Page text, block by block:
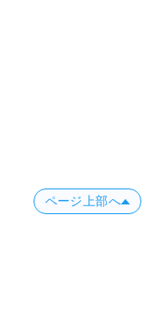
ページ上部へ